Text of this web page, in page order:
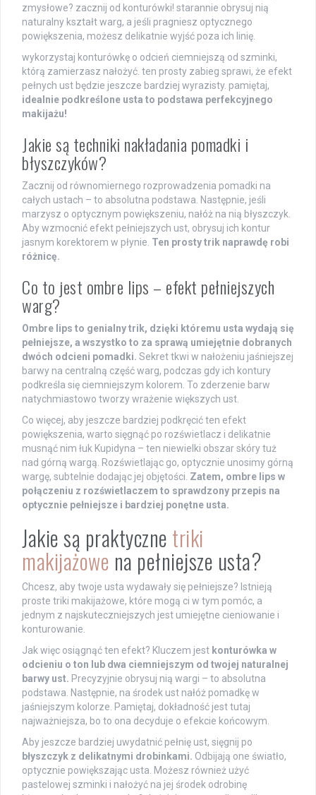
zmysłowe? zacznij od konturówki! starannie obrysuj nią
naturalny kształt warg, a jeśli pragniesz optycznego
powiększenia, możesz delikatnie wyjść poza ich linię.
wykorzystaj konturówkę o odcień ciemniejszą od szminki,
którą zamierzasz nałożyć. ten prosty zabieg sprawi, że efekt
pełnych ust będzie jeszcze bardziej wyrazisty. pamiętaj,
idealnie podkreślone usta to podstawa perfekcyjnego
makijażu!
Jakie są techniki nakładania pomadki i
błyszczyków?
Zacznij od równomiernego rozprowadzenia pomadki na
całych ustach – to absolutna podstawa. Następnie, jeśli
marzysz o optycznym powiększeniu, nałóż na nią błyszczyk.
Aby wzmocnić efekt pełniejszych ust, obrysuj ich kontur
jasnym korektorem w płynie. Ten prosty trik naprawdę robi
różnicę.
Co to jest ombre lips – efekt pełniejszych
warg?
Ombre lips to genialny trik, dzięki któremu usta wydają się
pełniejsze, a wszystko to za sprawą umiejętnie dobranych
dwóch odcieni pomadki. Sekret tkwi w nałożeniu jaśniejszej
barwy na centralną część warg, podczas gdy ich kontury
podkreśla się ciemniejszym kolorem. To zderzenie barw
natychmiastowo tworzy wrażenie większych ust.
Co więcej, aby jeszcze bardziej podkręcić ten efekt
powiększenia, warto sięgnąć po rozświetlacz i delikatnie
musnąć nim łuk Kupidyna – ten niewielki obszar skóry tuż
nad górną wargą. Rozświetlając go, optycznie unosimy górną
wargę, subtelnie dodając jej objętości. Zatem, ombre lips w
połączeniu z rozświetlaczem to sprawdzony przepis na
optycznie pełniejsze i bardziej ponętne usta.
Jakie są praktyczne triki
makijażowe na pełniejsze usta?
Chcesz, aby twoje usta wydawały się pełniejsze? Istnieją
proste triki makijażowe, które mogą ci w tym pomóc, a
jednym z najskuteczniejszych jest umiejętne cieniowanie i
konturowanie.
Jak więc osiągnąć ten efekt? Kluczem jest konturówka w
odcieniu o ton lub dwa ciemniejszym od twojej naturalnej
barwy ust. Precyzyjnie obrysuj nią wargi – to absolutna
podstawa. Następnie, na środek ust nałóż pomadkę w
jaśniejszym kolorze. Pamiętaj, dokładność jest tutaj
najważniejsza, bo to ona decyduje o efekcie końcowym.
Aby jeszcze bardziej uwydatnić pełnię ust, sięgnij po
błyszczyk z delikatnymi drobinkami. Odbijają one światło,
optycznie powiększając usta. Możesz również użyć
pastelowej szminki i nałożyć na jej środek odrobinę